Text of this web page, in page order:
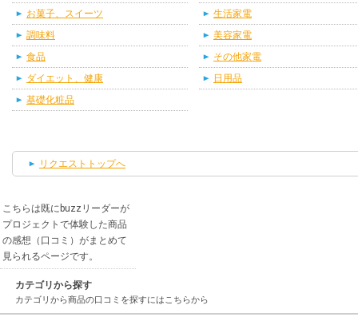
お菓子、スイーツ
調味料
食品
ダイエット、健康
基礎化粧品
生活家電
美容家電
その他家電
日用品
リクエストトップへ
こちらは既にbuzzリーダーが
プロジェクトで体験した商品
の感想（口コミ）がまとめて
見られるページです。
カテゴリから探す
カテゴリから商品の口コミを探すにはこちらから